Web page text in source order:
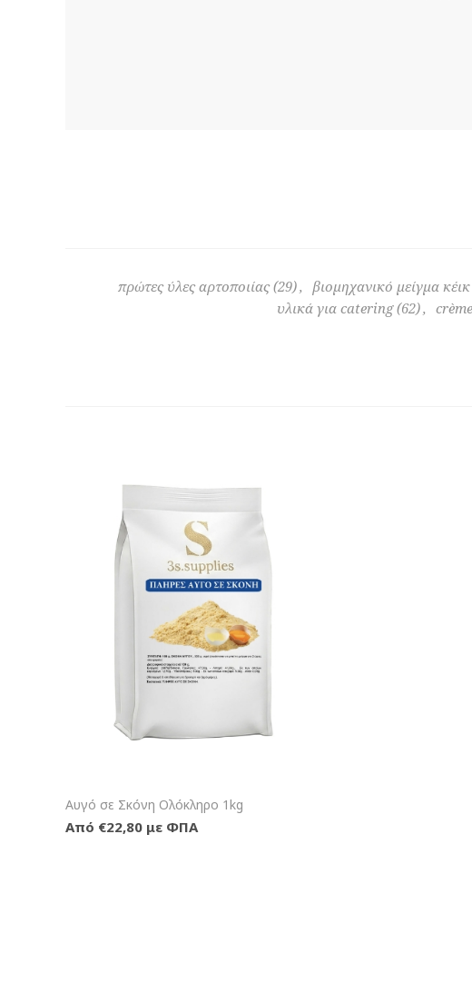
πρώτες ύλες αρτοποιίας (29), βιομηχανικό μείγμα κέικ
υλικά για catering (62),
+Καλάθι
Αυγό σε Σκόνη Ολόκληρο 1kg
Από €22,80 με ΦΠΑ